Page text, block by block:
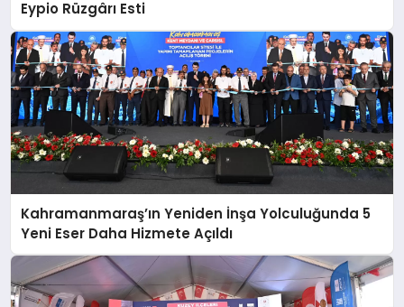
Eypio Rüzgârı Esti
Kahramanmaraş’ın Yeniden İnşa Yolculuğunda 5
Yeni Eser Daha Hizmete Açıldı